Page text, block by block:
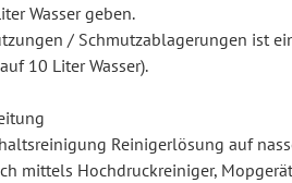
Wasser geben.
/ Schmutzablagerungen ist
10 Liter Wasser).
Reinigerlösung auf
mittels Hochdruckreiniger,